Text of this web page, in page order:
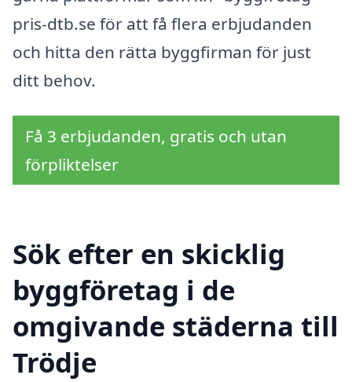
pris-dtb.se för att få flera erbjudanden
och hitta den rätta byggfirman för just
ditt behov.
Få 3 erbjudanden, gratis och utan
förpliktelser
Sök efter en skicklig
byggföretag i de
omgivande städerna till
Trödje